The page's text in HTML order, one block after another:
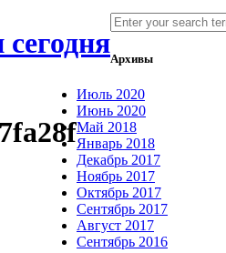
Архивы
Июль 2020
Июнь 2020
Май 2018
Январь 2018
Декабрь 2017
Ноябрь 2017
Октябрь 2017
Сентябрь 2017
Август 2017
Сентябрь 2016